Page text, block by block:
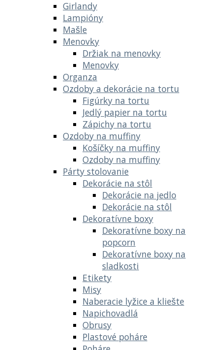
Girlandy
Lampióny
Mašle
Menovky
Držiak na menovky
Menovky
Organza
Ozdoby a dekorácie na tortu
Figúrky na tortu
Jedlý papier na tortu
Zápichy na tortu
Ozdoby na muffiny
Košíčky na muffiny
Ozdoby na muffiny
Párty stolovanie
Dekorácie na stôl
Dekorácie na jedlo
Dekorácie na stôl
Dekoratívne boxy
Dekoratívne boxy na
popcorn
Dekoratívne boxy na
sladkosti
Etikety
Misy
Naberacie lyžice a kliešte
Napichovadlá
Obrusy
Plastové poháre